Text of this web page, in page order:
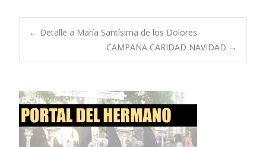
Navegación
entradas
← Detalle a María Santísima de los Dolores
CAMPAÑA CARIDAD NAVIDAD →